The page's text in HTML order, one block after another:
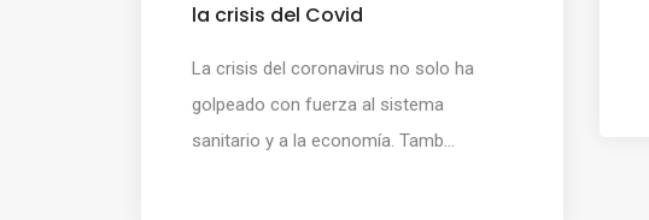
la crisis del Covid
La crisis del coronavirus no solo ha
golpeado con fuerza al sistema
sanitario y a la economía. Tamb...